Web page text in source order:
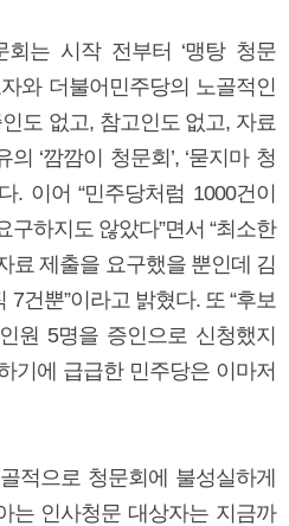
회는 시작 전부터 ‘맹탕 청문
와 더불어민주당의 노골적인
인도 없고, 참고인도 없고, 자료
‘깜깜이 청문회’, ‘묻지마 청
. 이어 “민주당처럼 1000건이
구하지도 않았다”면서 “최소한
료 제출을 요구했을 뿐인데 김
건뿐”이라고 밝혔다. 또 “후보
원 5명을 증인으로 신청했지
기에 급급한 민주당은 이마저
적으로 청문회에 불성실하게
는 인사청문 대상자는 지금까